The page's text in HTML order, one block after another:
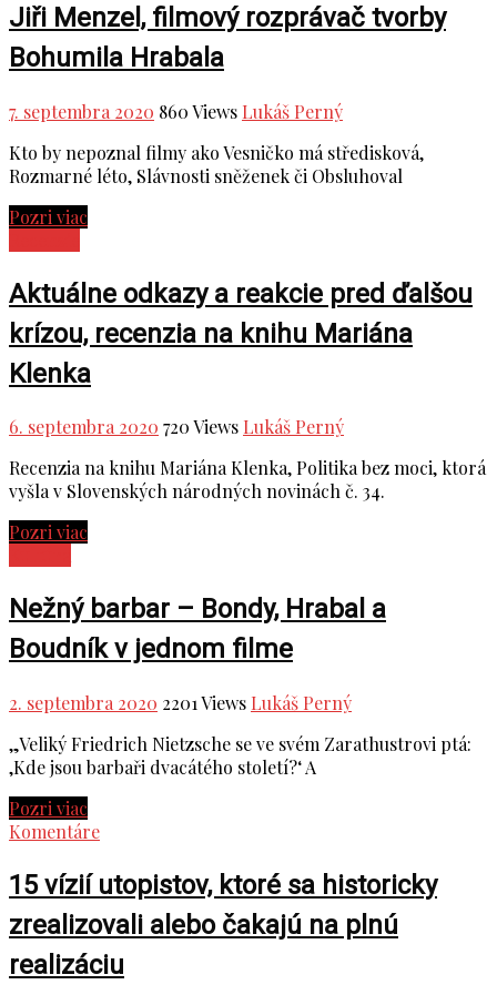
Jiři Menzel, filmový rozprávač tvorby
Bohumila Hrabala
7. septembra 2020 860 Views Lukáš Perný
Kto by nepoznal filmy ako Vesničko má středisková,
Rozmarné léto, Slávnosti sněženek či Obsluhoval
Pozri viac
Aktuálne odkazy a reakcie pred ďalšou
krízou, recenzia na knihu Mariána
Klenka
6. septembra 2020 720 Views Lukáš Perný
Recenzia na knihu Mariána Klenka, Politika bez moci, ktorá
vyšla v Slovenských národných novinách č. 34.
Pozri viac
Nežný barbar – Bondy, Hrabal a
Boudník v jednom filme
2. septembra 2020 2201 Views Lukáš Perný
„Veliký Friedrich Nietzsche se ve svém Zarathustrovi ptá:
‚Kde jsou barbaři dvacátého století?‘ A
Pozri viac
Komentáre
15 vízií utopistov, ktoré sa historicky
zrealizovali alebo čakajú na plnú
realizáciu